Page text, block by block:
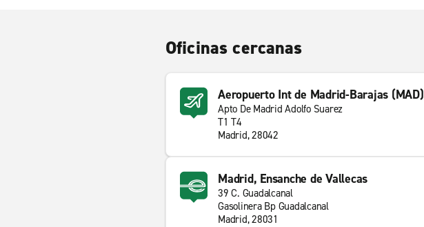
Oficinas cercanas
Aeropuerto Int de Madrid-Barajas (MAD)
Apto De Madrid Adolfo Suarez
T1 T4
Madrid, 28042
Madrid, Ensanche de Vallecas
39 C. Guadalcanal
Gasolinera Bp Guadalcanal
Madrid, 28031